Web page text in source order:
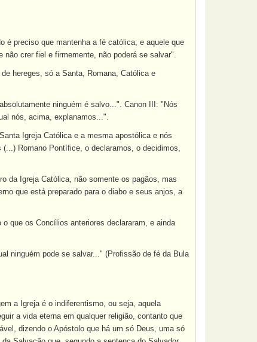
é preciso que mantenha a fé católica; e aquele que
crer fiel e firmemente, não poderá se salvar".
hereges, só a Santa, Romana, Católica e
ninguém é salvo...". Canon III: "Nós
nós, acima, explanamos...".
Igreja Católica e a mesma apostólica e nós
Romano Pontífice, o declaramos, o decidimos,
da Igreja Católica, não somente os pagãos, mas
que está preparado para o diabo e seus anjos, a
que os Concílios anteriores declararam, e ainda
ninguém pode se salvar..." (Profissão de fé da Bula
a Igreja é o indiferentismo, ou seja, aquela
a vida eterna em qualquer religião, contanto que
dizendo o Apóstolo que há um só Deus, uma só